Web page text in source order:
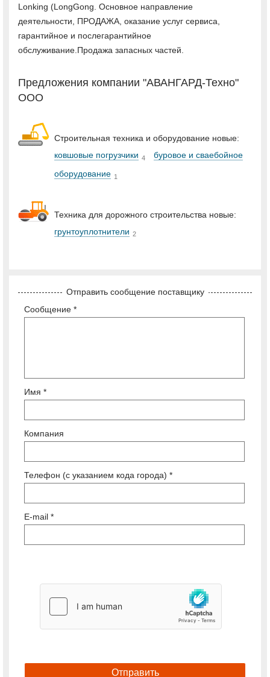
Lonking (LongGong. Основное направление
деятельности, ПРОДАЖА, оказание услуг сервиса,
гарантийное и послегарантийное
обслуживание.Продажа запасных частей.
Предложения компании "АВАНГАРД-Техно"
ООО
Строительная техника и оборудование новые:
ковшовые погрузчики 4
буровое и сваебойное
оборудование 1
Техника для дорожного строительства новые:
грунтоуплотнители 2
Отправить сообщение поставщику
Сообщение *
Имя *
Компания
Телефон (с указанием кода города) *
E-mail *